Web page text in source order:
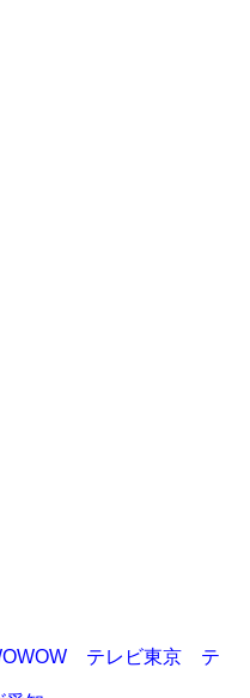
テレビ東京 テ